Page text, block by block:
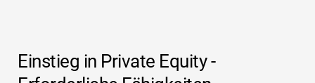
Einstieg in Private Equity -